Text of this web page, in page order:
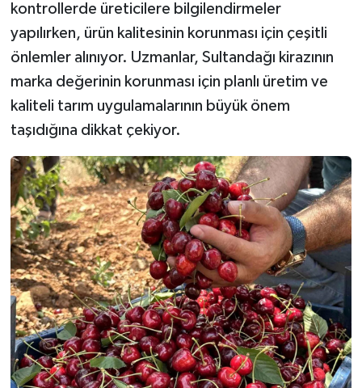
kontrollerde üreticilere bilgilendirmeler
yapılırken, ürün kalitesinin korunması için çeşitli
önlemler alınıyor. Uzmanlar, Sultandağı kirazının
marka değerinin korunması için planlı üretim ve
kaliteli tarım uygulamalarının büyük önem
taşıdığına dikkat çekiyor.